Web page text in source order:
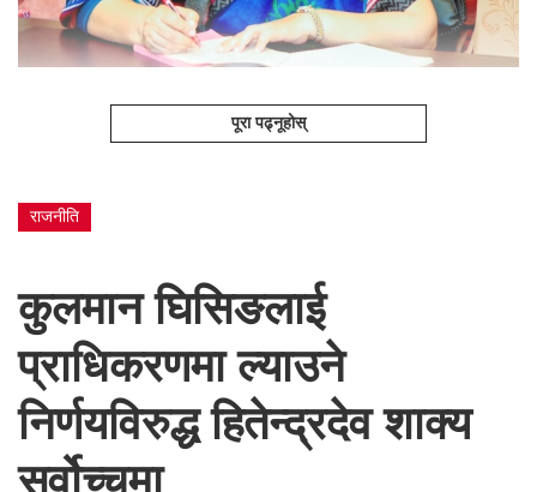
पूरा पढ्नूहोस्
राजनीति
कुलमान घिसिङलाई
प्राधिकरणमा ल्याउने
निर्णयविरुद्ध हितेन्द्रदेव शाक्य
सर्वोच्चमा